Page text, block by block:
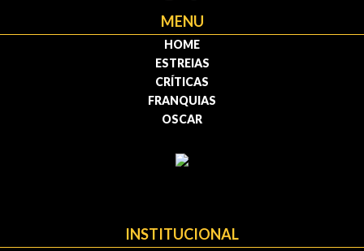
MENU
HOME
ESTREIAS
CRÍTICAS
FRANQUIAS
OSCAR
INSTITUCIONAL